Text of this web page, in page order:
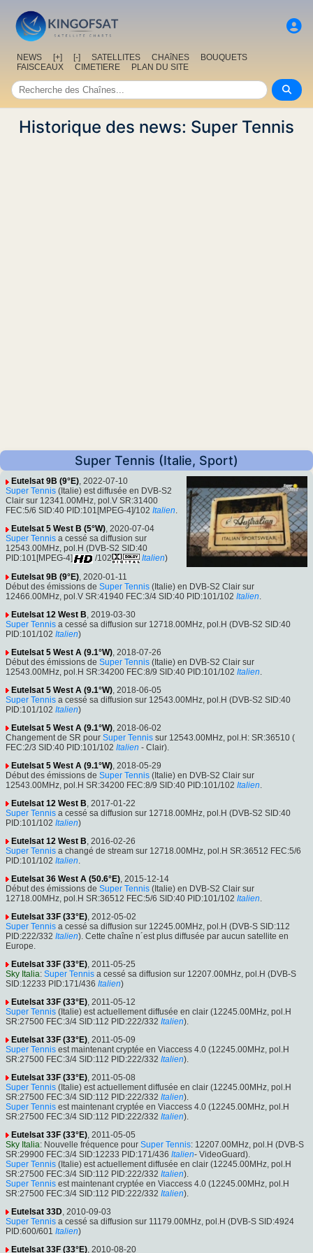
NEWS [+] [-] SATELLITES CHAîNES
BOUQUETS
FAISCEAUX
CIMETIERE PLAN DU SITE
Historique des news: Super Tennis
Super Tennis (Italie, Sport)
Eutelsat 9B (9°E), 2022-07-10
Super Tennis (Italie) est diffusée en DVB-S2
Clair sur 12341.00MHz, pol.V SR:31400
FEC:5/6 SID:40 PID:101[MPEG-4]/102 Italien.
Eutelsat 5 West B (5°W), 2020-07-04
Super Tennis a cessé sa diffusion sur
12543.00MHz, pol.H (DVB-S2 SID:40
PID:101[MPEG-4]
/102 Italien)
Eutelsat 9B (9°E), 2020-01-11
Début des émissions de Super Tennis (Italie) en DVB-S2 Clair sur
12466.00MHz, pol.V SR:41940 FEC:3/4 SID:40 PID:101/102 Italien.
Eutelsat 12 West B, 2019-03-30
Super Tennis a cessé sa diffusion sur 12718.00MHz, pol.H (DVB-S2 SID:40
PID:101/102 Italien)
Eutelsat 5 West A (9.1°W), 2018-07-26
Début des émissions de Super Tennis (Italie) en DVB-S2 Clair sur
12543.00MHz, pol.H SR:34200 FEC:8/9 SID:40 PID:101/102 Italien.
Eutelsat 5 West A (9.1°W), 2018-06-05
Super Tennis a cessé sa diffusion sur 12543.00MHz, pol.H (DVB-S2 SID:40
PID:101/102 Italien)
Eutelsat 5 West A (9.1°W), 2018-06-02
Changement de SR pour Super Tennis sur 12543.00MHz, pol.H: SR:36510 (
FEC:2/3 SID:40 PID:101/102 Italien - Clair).
Eutelsat 5 West A (9.1°W), 2018-05-29
Début des émissions de Super Tennis (Italie) en DVB-S2 Clair sur
12543.00MHz, pol.H SR:34200 FEC:8/9 SID:40 PID:101/102 Italien.
Eutelsat 12 West B, 2017-01-22
Super Tennis a cessé sa diffusion sur 12718.00MHz, pol.H (DVB-S2 SID:40
PID:101/102 Italien)
Eutelsat 12 West B, 2016-02-26
Super Tennis a changé de stream sur 12718.00MHz, pol.H SR:36512 FEC:5/6
PID:101/102 Italien.
Eutelsat 36 West A (50.6°E), 2015-12-14
Début des émissions de Super Tennis (Italie) en DVB-S2 Clair sur
12718.00MHz, pol.H SR:36512 FEC:5/6 SID:40 PID:101/102 Italien.
Eutelsat 33F (33°E), 2012-05-02
Super Tennis a cessé sa diffusion sur 12245.00MHz, pol.H (DVB-S SID:112
PID:222/332 Italien). Cette chaîne n´est plus diffusée par aucun satellite en
Europe.
Eutelsat 33F (33°E), 2011-05-25
Sky Italia: Super Tennis a cessé sa diffusion sur 12207.00MHz, pol.H (DVB-S
SID:12233 PID:171/436 Italien)
Eutelsat 33F (33°E), 2011-05-12
Super Tennis (Italie) est actuellement diffusée en clair (12245.00MHz, pol.H
SR:27500 FEC:3/4 SID:112 PID:222/332 Italien).
Eutelsat 33F (33°E), 2011-05-09
Super Tennis est maintenant cryptée en Viaccess 4.0 (12245.00MHz, pol.H
SR:27500 FEC:3/4 SID:112 PID:222/332 Italien).
Eutelsat 33F (33°E), 2011-05-08
Super Tennis (Italie) est actuellement diffusée en clair (12245.00MHz, pol.H
SR:27500 FEC:3/4 SID:112 PID:222/332 Italien).
Super Tennis est maintenant cryptée en Viaccess 4.0 (12245.00MHz, pol.H
SR:27500 FEC:3/4 SID:112 PID:222/332 Italien).
Eutelsat 33F (33°E), 2011-05-05
Sky Italia: Nouvelle fréquence pour Super Tennis: 12207.00MHz, pol.H (DVB-S
SR:29900 FEC:3/4 SID:12233 PID:171/436 Italien- VideoGuard).
Super Tennis (Italie) est actuellement diffusée en clair (12245.00MHz, pol.H
SR:27500 FEC:3/4 SID:112 PID:222/332 Italien).
Super Tennis est maintenant cryptée en Viaccess 4.0 (12245.00MHz, pol.H
SR:27500 FEC:3/4 SID:112 PID:222/332 Italien).
Eutelsat 33D, 2010-09-03
Super Tennis a cessé sa diffusion sur 11179.00MHz, pol.H (DVB-S SID:4924
PID:600/601 Italien)
Eutelsat 33F (33°E), 2010-08-20